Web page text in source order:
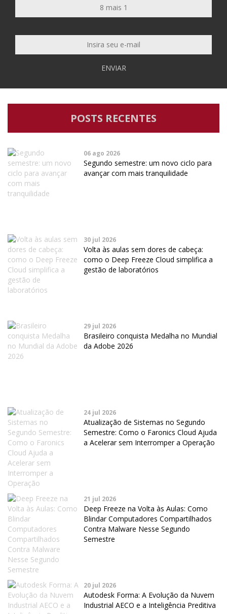
ENVIAR
POSTS RECENTES
06 ago 2026
Segundo semestre: um novo ciclo para
avançar com mais tranquilidade
30 jul 2026
Volta às aulas sem dores de cabeça:
como o Deep Freeze Cloud simplifica a
gestão de laboratórios
29 jul 2026
Brasileiro conquista Medalha no Mundial
da Adobe 2026
24 jul 2026
Atualização de Sistemas no Segundo
Semestre: Como o Faronics Cloud Ajuda
a Acelerar sem Interromper a Operação
21 jul 2026
Deep Freeze na Volta às Aulas: Como
Blindar Computadores Compartilhados
Contra Malware Nesse Segundo
Semestre
20 jul 2026
Autodesk Forma: A Evolução da Nuvem
Industrial AECO e a Inteligência Preditiva